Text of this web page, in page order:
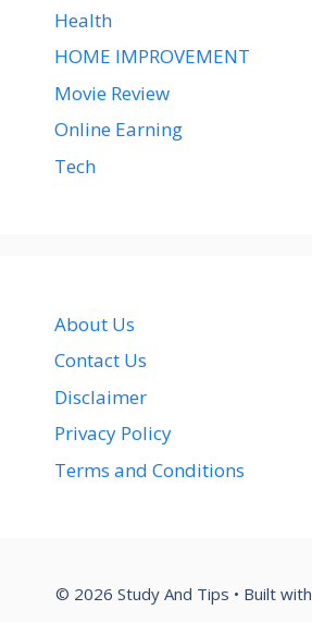
Health
HOME IMPROVEMENT
Movie Review
Online Earning
Tech
About Us
Contact Us
Disclaimer
Privacy Policy
Terms and Conditions
© 2026 Study And Tips • Built with